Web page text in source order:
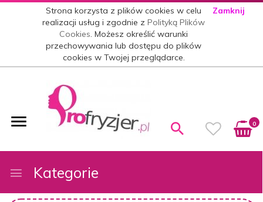
Strona korzysta z plików cookies w celu
realizacji usług i zgodnie zPolityką Plików
Cookies. Możesz określić warunki
przechowywania lub dostępu do plików
cookies w Twojej przeglądarce.
Zamknij
0
Kategorie